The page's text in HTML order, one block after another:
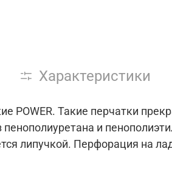
Характеристики
POWER. Такие перчатки
пенополиуретана и
липучкой. Перфорация на